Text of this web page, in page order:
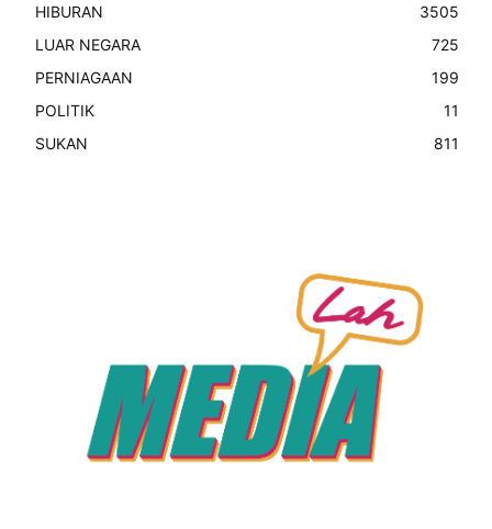
HIBURAN
3505
LUAR NEGARA
725
PERNIAGAAN
199
POLITIK
11
SUKAN
811